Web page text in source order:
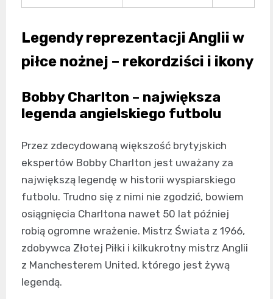
Legendy reprezentacji Anglii w
piłce nożnej – rekordziści i ikony
Bobby Charlton – największa
legenda angielskiego futbolu
Przez zdecydowaną większość brytyjskich
ekspertów Bobby Charlton jest uważany za
największą legendę w historii wyspiarskiego
futbolu. Trudno się z nimi nie zgodzić, bowiem
osiągnięcia Charltona nawet 50 lat później
robią ogromne wrażenie. Mistrz Świata z 1966,
zdobywca Złotej Piłki i kilkukrotny mistrz Anglii
z Manchesterem United, którego jest żywą
legendą.